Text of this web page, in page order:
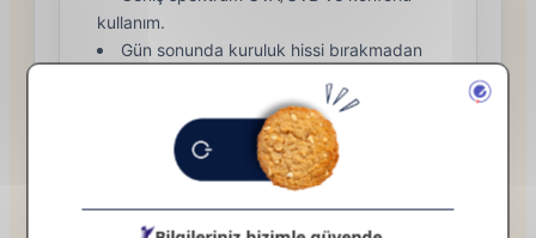
kullanım.
Gün sonunda kuruluk hissi bırakmadan
Lancôme Sun Soleil Bronzer
SPF50 BB – Bronzlaştırıcı Güneş
Kremi